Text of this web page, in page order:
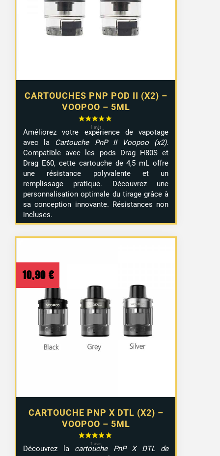
CARTOUCHES PNP POD II (X2) –
VOOPOO – 5ML
Améliorez votre expérience de vapotage
avec la Cartouche PnP II Voopoo (x2).
Compatible avec les pods Drag H80S et
Drag E60, cette cartouche de 4,5 mL offre
une résistance polyvalente et un
remplissage pratique. Découvrez une
personnalisation optimale du tirage grâce à
sa conception innovante. Résistances non
incluses.
CARTOUCHE PNP X DTL (X2) –
VOOPOO – 5ML
10,90 €
Découvrez la cartouche PnP X DTL de